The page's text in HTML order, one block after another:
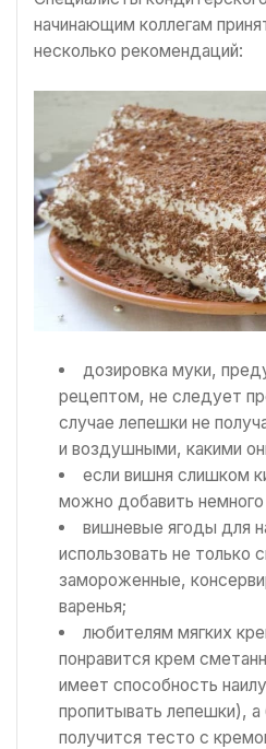
начинающим коллегам
несколько рекомендаций:
дозировка муки,
рецептом, не следует
случае лепешки не
и воздушными, какими
если вишня слишком
можно добавить
вишневые ягоды для
использовать не только
замороженные,
варенья;
любителям мягких
понравится крем
имеет способность
пропитывать лепешки),
получится тесто с